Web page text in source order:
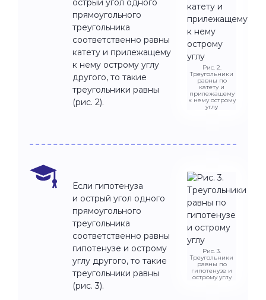
Рис. 2.
Треугольники
равны по
катету и
прилежащему
к нему острому
углу
острый угол одного
прямоугольного
треугольника
соответственно равны
катету и прилежащему
к нему острому углу
другого, то такие
треугольники равны
(рис. 2).
Рис. 3.
Треугольники
равны по
гипотенузе и
острому углу
Если гипотенуза
и острый угол одного
прямоугольного
треугольника
соответственно равны
гипотенузе и острому
углу другого, то такие
треугольники равны
(рис. 3).